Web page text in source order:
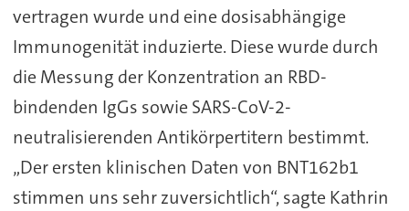
vertragen wurde und eine dosisabhängige
Immunogenität induzierte. Diese wurde durch
die Messung der Konzentration an RBD-
bindenden IgGs sowie SARS-CoV-2-
neutralisierenden Antikörpertitern bestimmt.
„Der ersten klinischen Daten von BNT162b1
stimmen uns sehr zuversichtlich“, sagte Kathrin